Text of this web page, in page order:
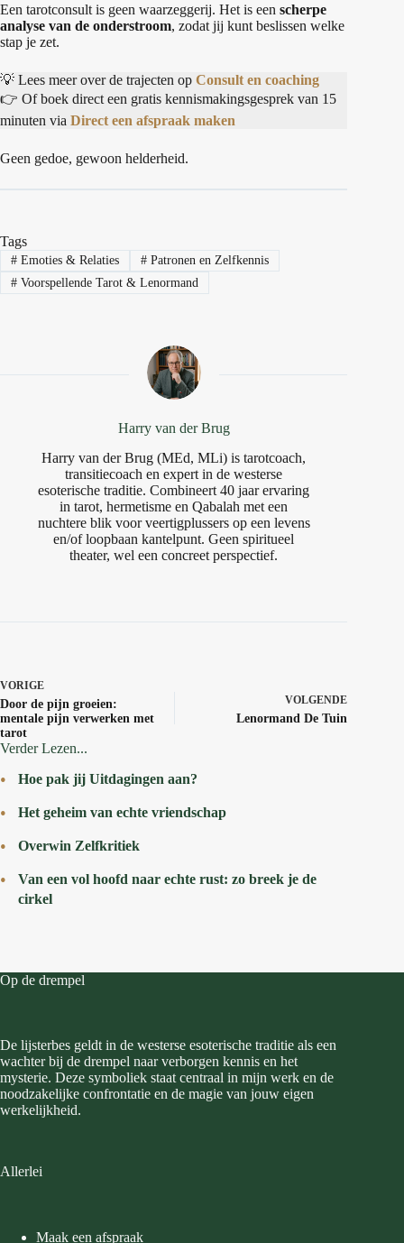
Een tarotconsult is geen waarzeggerij. Het is een scherpe
analyse van de onderstroom, zodat jij kunt beslissen welke
stap je zet.
💡 Lees meer over de trajecten op Consult en coaching
👉 Of boek direct een gratis kennismakingsgesprek van 15
minuten via Direct een afspraak maken
Geen gedoe, gewoon helderheid.
Tags
#Emoties & Relaties #Patronen en Zelfkennis
#Voorspellende Tarot & Lenormand
Harry van der Brug
Harry van der Brug (MEd, MLi) is tarotcoach,
transitiecoach en expert in de westerse
esoterische traditie. Combineert 40 jaar ervaring
in tarot, hermetisme en Qabalah met een
nuchtere blik voor veertigplussers op een levens
en/of loopbaan kantelpunt. Geen spiritueel
theater, wel een concreet perspectief.
VORIGE
Door de pijn groeien:
mentale pijn verwerken met
tarot
VOLGENDE
Lenormand De Tuin
Verder Lezen...
Hoe pak jij Uitdagingen aan?
Het geheim van echte vriendschap
Overwin Zelfkritiek
Van een vol hoofd naar echte rust: zo breek je de
cirkel
Op de drempel
De lijsterbes geldt in de westerse esoterische traditie als een
wachter bij de drempel naar verborgen kennis en het
mysterie. Deze symboliek staat centraal in mijn werk en de
noodzakelijke confrontatie en de magie van jouw eigen
werkelijkheid.
Allerlei
Maak een afspraak